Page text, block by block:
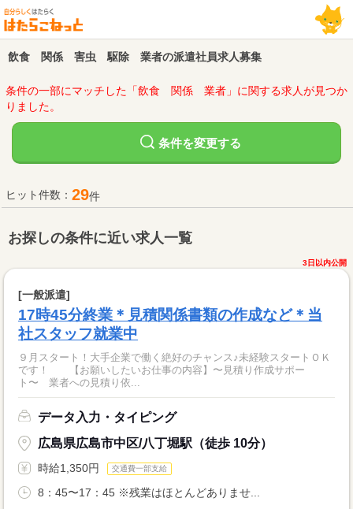
飲食 関係 害虫 駆除 業者の派遣社員求人募集
条件の一部にマッチした「飲食 関係 業者」に関する求人が見つか
りました。
条件を変更する
ヒット件数： 29件
お探しの条件に近い求人一覧
3日以内公開
[一般派遣]
17時45分終業＊見積関係書類の作成など＊当
社スタッフ就業中
９月スタート！大手企業で働く絶好のチャンス♪未経験スタートＯＫ
です！ 【お願いしたいお仕事の内容】〜見積り作成サポー
ト〜 業者への見積り依...
データ入力・タイピング
広島県広島市中区/八丁堀駅（徒歩 10分）
時給1,350円 交通費一部支給
8：45〜17：45 ※残業はほとんどありませ...